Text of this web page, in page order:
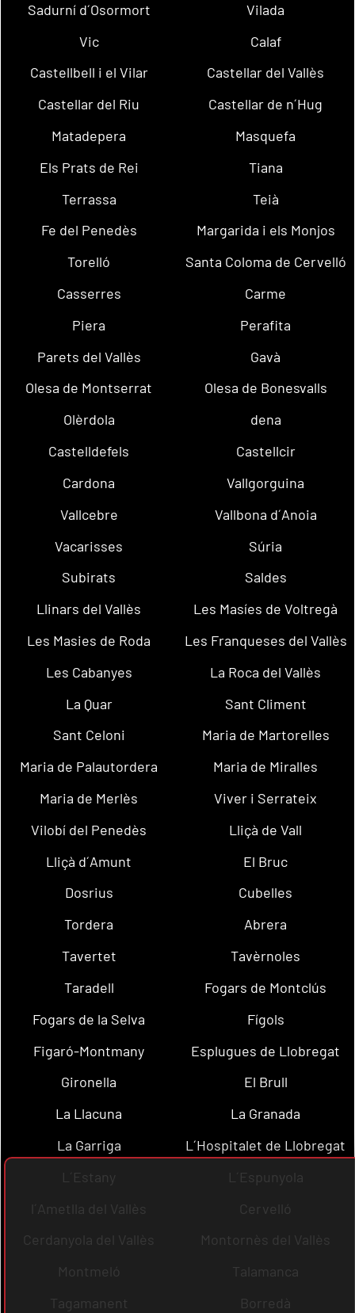
Sadurní d´Osormort
Vilada
Vic
Calaf
Castellbell i el Vilar
Castellar del Vallès
Castellar del Riu
Castellar de n´Hug
Matadepera
Masquefa
Els Prats de Rei
Tiana
Terrassa
Teià
Fe del Penedès
Margarida i els Monjos
Torelló
Santa Coloma de Cervelló
Casserres
Carme
Piera
Perafita
Parets del Vallès
Gavà
Olesa de Montserrat
Olesa de Bonesvalls
Olèrdola
dena
Castelldefels
Castellcir
Cardona
Vallgorguina
Vallcebre
Vallbona d´Anoia
Vacarisses
Súria
Subirats
Saldes
Llinars del Vallès
Les Masíes de Voltregà
Les Masies de Roda
Les Franqueses del Vallès
Les Cabanyes
La Roca del Vallès
La Quar
Sant Climent
Sant Celoni
Maria de Martorelles
Maria de Palautordera
Maria de Miralles
Maria de Merlès
Viver i Serrateix
Vilobí del Penedès
Lliçà de Vall
Lliçà d´Amunt
El Bruc
Dosrius
Cubelles
Tordera
Abrera
Tavertet
Tavèrnoles
Taradell
Fogars de Montclús
Fogars de la Selva
Fígols
Figaró-Montmany
Esplugues de Llobregat
Gironella
El Brull
La Llacuna
La Granada
La Garriga
L´Hospitalet de Llobregat
L´Estany
L´Espunyola
l´Ametlla del Vallès
Cervelló
Cerdanyola del Vallès
Montornès del Vallès
Montmeló
Talamanca
Tagamanent
Borredà